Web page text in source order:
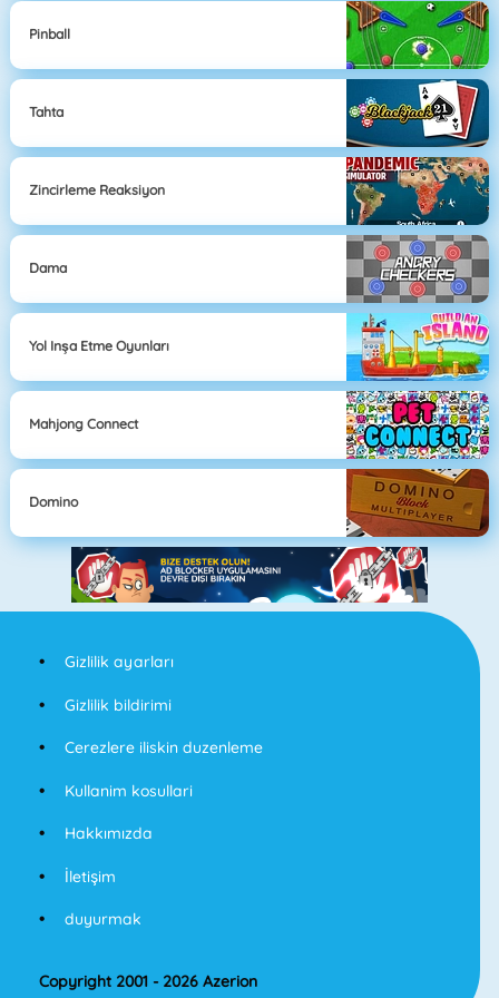
Pinball
Tahta
Zincirleme Reaksiyon
Dama
Yol Inşa Etme Oyunları
Mahjong Connect
Domino
Gizlilik ayarları
Gizlilik bildirimi
Cerezlere iliskin duzenleme
Kullanim kosullari
Hakkımızda
İletişim
duyurmak
Copyright 2001 - 2026 Azerion